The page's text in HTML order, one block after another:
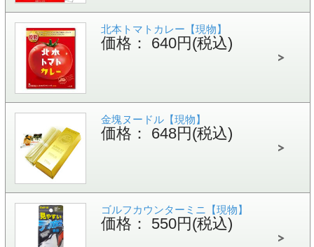
北本トマトカレー【現物】
価格： 640円(税込)
金塊ヌードル【現物】
価格： 648円(税込)
ゴルフカウンターミニ【現物】
価格： 550円(税込)